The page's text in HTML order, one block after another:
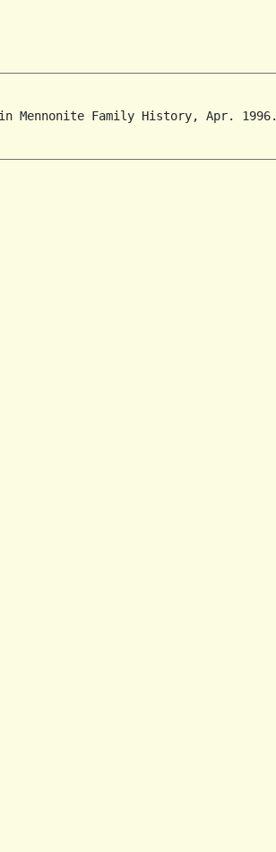
Mennonite Family History, Apr. 1996.